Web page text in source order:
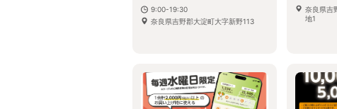
9:00-19:30
奈良県吉野郡大淀町大字新野113
奈良県吉
地1